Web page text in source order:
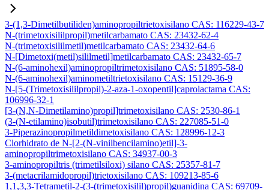
3-(1,3-Dimetilbutiliden)aminopropiltrietoxisilano CAS: 116229-43-7
N-(trimetoxisililpropil)metilcarbamato CAS: 23432-62-4
N-(trimetoxisililmetil)metilcarbamato CAS: 23432-64-6
N-[Dimetoxi(metil)sililmetil]metilcarbamato CAS: 23432-65-7
N-(6-aminohexil)aminopropiltrimetoxisilano CAS: 51895-58-0
N-(6-aminohexil)aminometiltrietoxisilano CAS: 15129-36-9
N-[5-(Trimetoxisililpropil)-2-aza-1-oxopentil]caprolactama CAS:
106996-32-1
[3-(N,N-Dimetilamino)propil]trimetoxisilano CAS: 2530-86-1
(3-(N-etilamino)isobutil)trimetoxisilano CAS: 227085-51-0
3-Piperazinopropilmetildimetoxisilano CAS: 128996-12-3
Clorhidrato de N-[2-(N-vinilbencilamino)etil]-3-
aminopropiltrimetoxisilano CAS: 34937-00-3
3-aminopropiltris (trimetilsiloxi) silano CAS: 25357-81-7
3-(metacrilamidopropil)trietoxisilano CAS: 109213-85-6
1,1,3,3-Tetrametil-2-(3-(trimetoxisilil)propil)guanidina CAS: 69709-